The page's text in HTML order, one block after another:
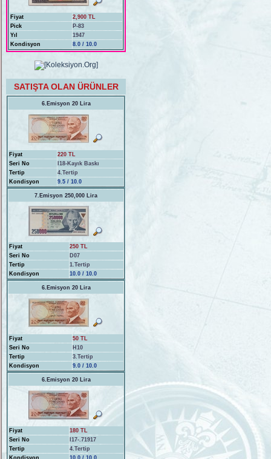
Fiyat
2,900 TL
Pick
P-83
Yıl
1947
Kondisyon
8.0 / 10.0
SATIŞTA OLAN ÜRÜNLER
6.Emisyon 20 Lira
Fiyat
220 TL
Seri No
I18-Kayık Baskı
Tertip
4.Tertip
Kondisyon
9.5 / 10.0
7.Emisyon 250,000 Lira
Fiyat
250 TL
Seri No
D07
Tertip
1.Tertip
Kondisyon
10.0 / 10.0
6.Emisyon 20 Lira
Fiyat
50 TL
Seri No
H10
Tertip
3.Tertip
Kondisyon
9.0 / 10.0
6.Emisyon 20 Lira
Fiyat
180 TL
Seri No
I17-.71917
Tertip
4.Tertip
Kondisyon
10.0 / 10.0